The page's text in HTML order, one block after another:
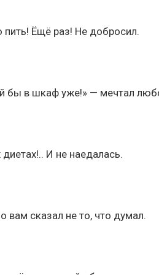
пить! Ёщё раз! Не добросил.
бы в шкаф уже!» — мечтал
диетах!.. И не наедалась.
вам сказал не то, что думал.